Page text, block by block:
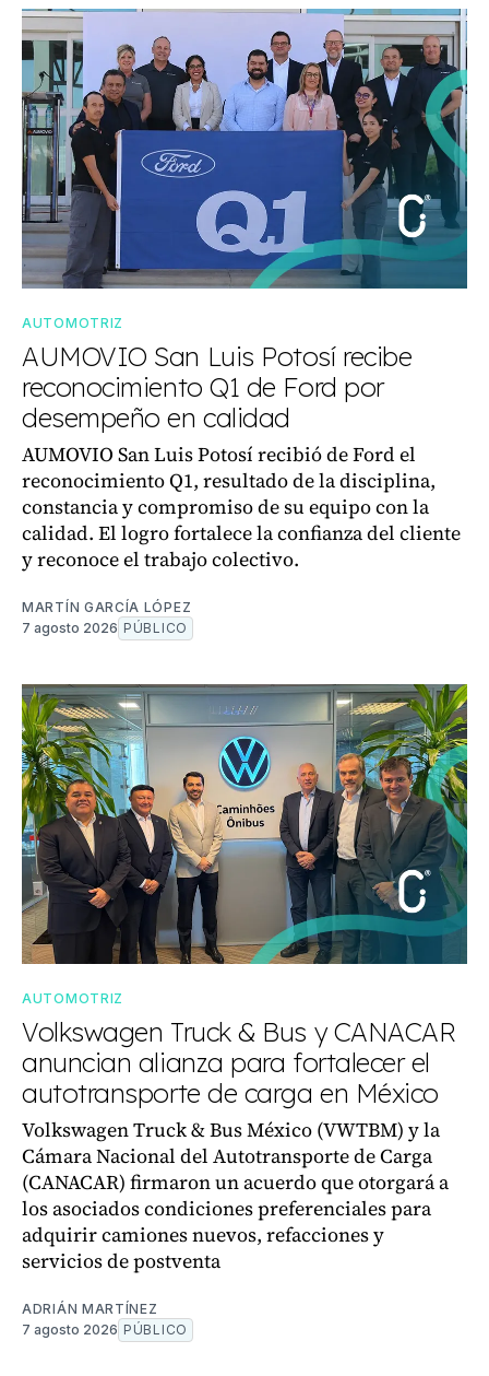
AUTOMOTRIZ
AUMOVIO San Luis Potosí recibe
reconocimiento Q1 de Ford por
desempeño en calidad
AUMOVIO San Luis Potosí recibió de Ford el
reconocimiento Q1, resultado de la disciplina,
constancia y compromiso de su equipo con la
calidad. El logro fortalece la confianza del cliente
y reconoce el trabajo colectivo.
MARTÍN GARCÍA LÓPEZ
7 agosto 2026 PÚBLICO
AUTOMOTRIZ
Volkswagen Truck & Bus y CANACAR
anuncian alianza para fortalecer el
autotransporte de carga en México
Volkswagen Truck & Bus México (VWTBM) y la
Cámara Nacional del Autotransporte de Carga
(CANACAR) firmaron un acuerdo que otorgará a
los asociados condiciones preferenciales para
adquirir camiones nuevos, refacciones y
servicios de postventa
ADRIÁN MARTÍNEZ
7 agosto 2026 PÚBLICO